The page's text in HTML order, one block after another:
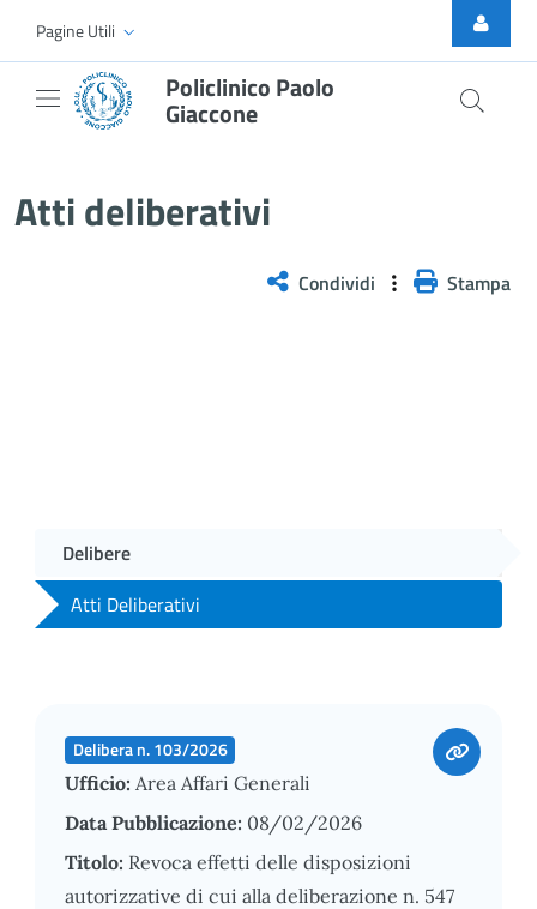
Skip to Main Content
Pagine Utili
Policlinico Paolo
Giaccone
Atti deliberativi
Condividi Stampa
Delibere
Atti Deliberativi
Delibera n. 103/2026
Ufficio: Area Affari Generali
Data Pubblicazione: 08/02/2026
Titolo: Revoca effetti delle disposizioni
autorizzative di cui alla deliberazione n. 547